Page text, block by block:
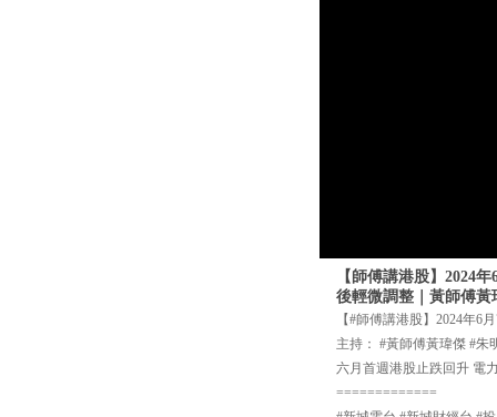
【師傅講港股】2024
後輕微調整｜黃師傅黃
【#師傅講港股】2024年6
主持： #黃師傅黃瑋傑 #朱
六月首週港股止跌回升 電
=============